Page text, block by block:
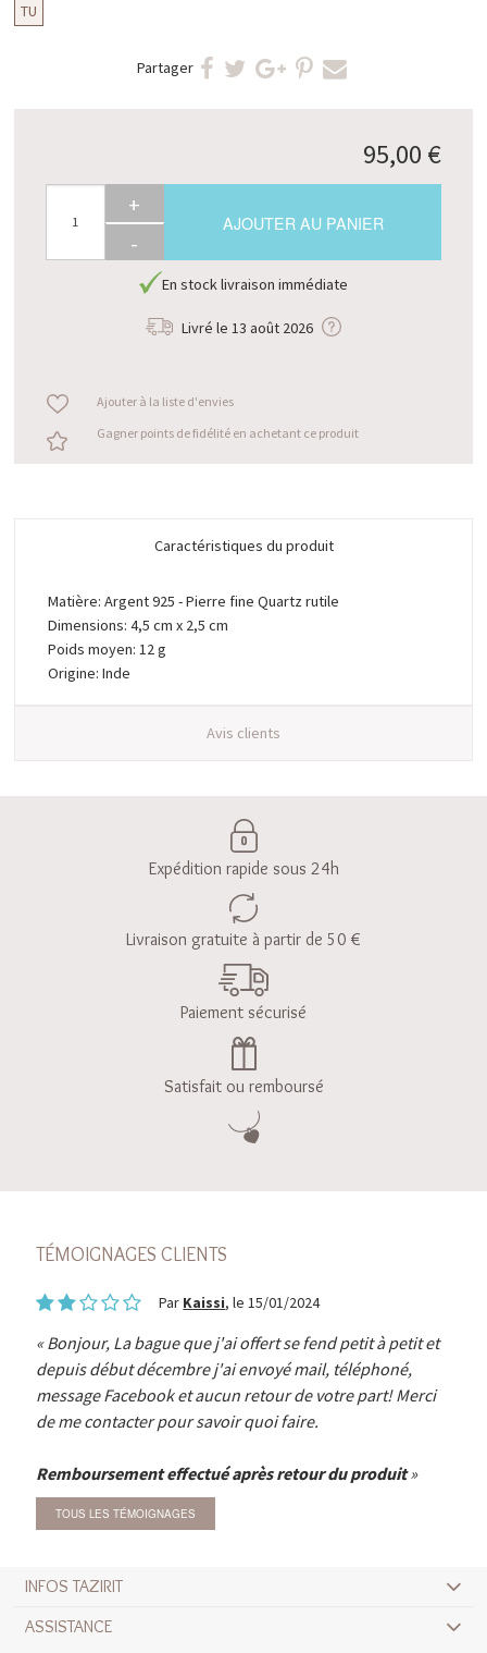
TU
Partager
95,00 €
+
-
AJOUTER AU PANIER
En stock livraison immédiate
Livré le 13 août 2026
Ajouter à la liste d'envies
Gagner points de fidélité en achetant ce produit
Caractéristiques du produit
Matière: Argent 925 - Pierre fine Quartz rutile
Dimensions: 4,5 cm x 2,5 cm
Poids moyen: 12 g
Origine: Inde
Avis clients
Expédition rapide sous 24h
Livraison gratuite à partir de 50 €
Paiement sécurisé
Satisfait ou remboursé
TÉMOIGNAGES CLIENTS
Par Kaissi, le 15/01/2024
Bonjour, La bague que j'ai offert se fend petit à petit et
depuis début décembre j'ai envoyé mail, téléphoné,
message Facebook et aucun retour de votre part! Merci
de me contacter pour savoir quoi faire.
Remboursement effectué après retour du produit
TOUS LES TÉMOIGNAGES
INFOS TAZIRIT
ASSISTANCE